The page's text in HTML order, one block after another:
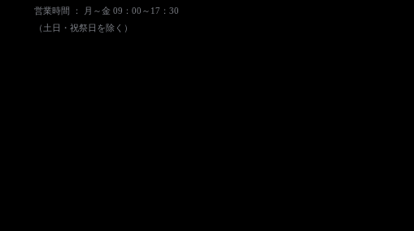
営業時間 ： 月～金 09：00～17：30
（土日・祝祭日を除く）